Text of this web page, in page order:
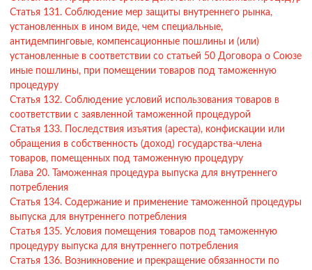
Статья 131. Соблюдение мер защиты внутреннего рынка,
установленных в ином виде, чем специальные,
антидемпинговые, компенсационные пошлины и (или)
установленные в соответствии со статьей 50 Договора о Союзе
иные пошлины, при помещении товаров под таможенную
процедуру
Статья 132. Соблюдение условий использования товаров в
соответствии с заявленной таможенной процедурой
Статья 133. Последствия изъятия (ареста), конфискации или
обращения в собственность (доход) государства-члена
товаров, помещенных под таможенную процедуру
Глава 20. Таможенная процедура выпуска для внутреннего
потребления
Статья 134. Содержание и применение таможенной процедуры
выпуска для внутреннего потребления
Статья 135. Условия помещения товаров под таможенную
процедуру выпуска для внутреннего потребления
Статья 136. Возникновение и прекращение обязанности по